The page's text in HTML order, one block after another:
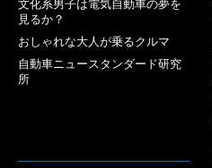
文化系男子は電気自動車の夢を
見るか？
おしゃれな大人が乗るクルマ
自動車ニュースタンダード研究
所